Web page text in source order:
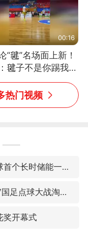
华每日电讯）
00:16
“毽”名场面上新！
毽子不是你踢我
踢你捡吗
热门视频
全球首个长时储能一体化产业园量产
U17国足点球大战淘汰河床晋级决赛
奖开幕式